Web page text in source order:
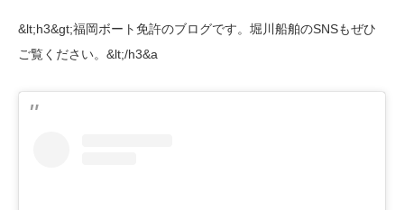
&lt;h3&gt;福岡ボート免許のブログです。堀川船舶のSNSもぜひ
ご覧ください。&lt;/h3&a